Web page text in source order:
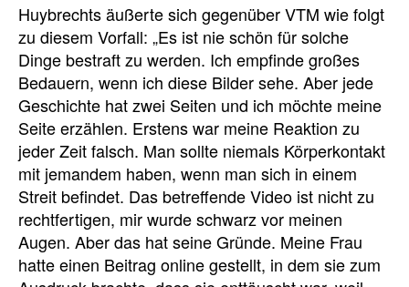
Huybrechts äußerte sich gegenüber VTM wie folgt
zu diesem Vorfall: „Es ist nie schön für solche
Dinge bestraft zu werden. Ich empfinde großes
Bedauern, wenn ich diese Bilder sehe. Aber jede
Geschichte hat zwei Seiten und ich möchte meine
Seite erzählen. Erstens war meine Reaktion zu
jeder Zeit falsch. Man sollte niemals Körperkontakt
mit jemandem haben, wenn man sich in einem
Streit befindet. Das betreffende Video ist nicht zu
rechtfertigen, mir wurde schwarz vor meinen
Augen. Aber das hat seine Gründe. Meine Frau
hatte einen Beitrag online gestellt, in dem sie zum